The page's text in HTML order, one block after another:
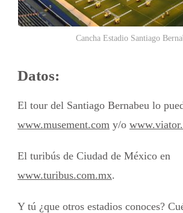
Cancha Estadio Santiago
Datos:
El tour del Santiago Bernabeu lo
www.musement.com y/o
El turibús de Ciudad de México en
www.turibus.com.mx.
Y tú ¿que otros estadios conoces?